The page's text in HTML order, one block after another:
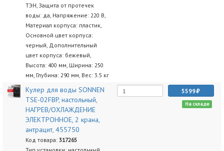
ТЭН, Защита от протечек
воды: да, Напряжение: 220 В,
Материал корпуса: пластик,
Основной цвет корпуса:
черный, Дополнительный
цвет корпуса: бежевый,
Высота: 400 мм, Ширина: 250
мм, Глубина: 290 мм, Вес: 3.5 кг
Кулер для воды SONNEN
TSE-02FBP, настольный,
НАГРЕВ/ОХЛАЖДЕНИЕ
ЭЛЕКТРОННОЕ, 2 крана,
антрацит, 455750
Код товара: 317265
5599
На складе